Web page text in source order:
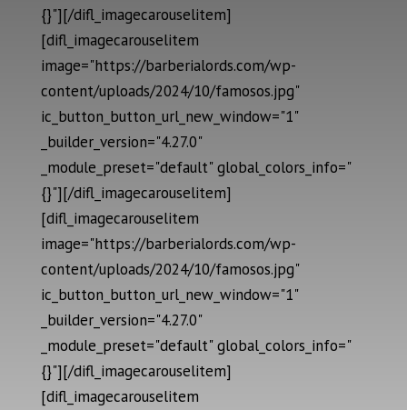
{}"][/difl_imagecarouselitem]
[difl_imagecarouselitem
image="https://barberialords.com/wp-
content/uploads/2024/10/famosos.jpg"
ic_button_button_url_new_window="1"
_builder_version="4.27.0"
_module_preset="default" global_colors_info="
{}"][/difl_imagecarouselitem]
[difl_imagecarouselitem
image="https://barberialords.com/wp-
content/uploads/2024/10/famosos.jpg"
ic_button_button_url_new_window="1"
_builder_version="4.27.0"
_module_preset="default" global_colors_info="
{}"][/difl_imagecarouselitem]
[difl_imagecarouselitem